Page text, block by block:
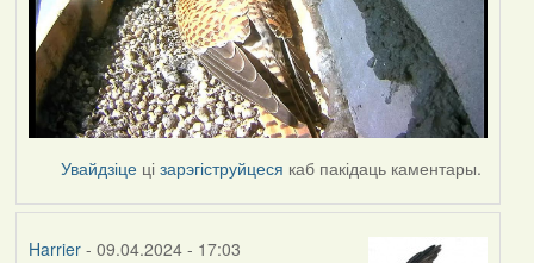
Увайдзіце цізарэгіструйцеся каб пакідаць каментары.
Harrier- 09.04.2024 - 17:03